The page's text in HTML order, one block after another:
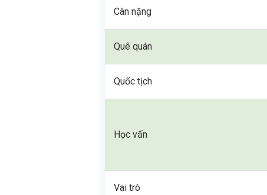
Cân nặng
Quê quán
Quốc tịch
Học vấn
Vai trò